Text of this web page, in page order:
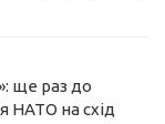
ще раз до
НАТО на схід